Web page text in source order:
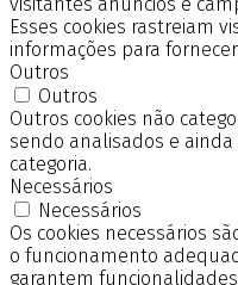
visitantes anúncios e
Esses cookies rastreiam
informações para
Outros
Outros
Outros cookies não
sendo analisados e
categoria.
Necessários
Necessários
Os cookies necessários
o funcionamento
garantem